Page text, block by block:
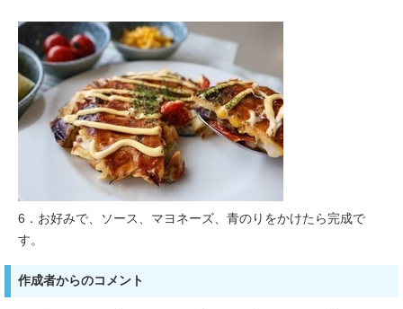
6．お好みで、ソース、マヨネーズ、青のりをかけたら完成で
す。
作成者からのコメント